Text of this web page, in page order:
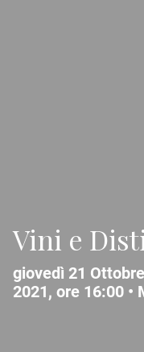
Vini e
giovedì 21
2021, ore 16:00 •